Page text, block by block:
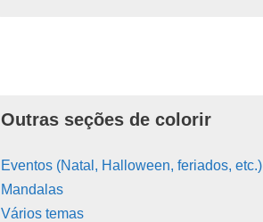
Outras seções de colorir
Eventos (Natal, Halloween, feriados, etc.)
Mandalas
Vários temas